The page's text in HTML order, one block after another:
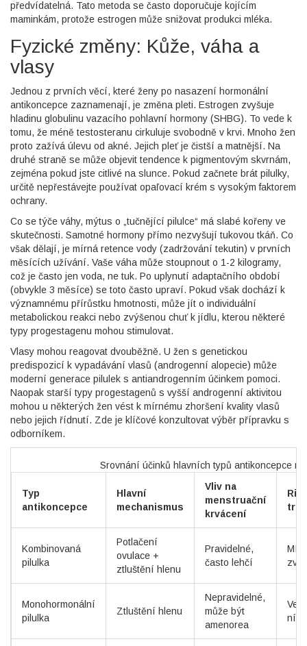
předvídatelná. Tato metoda se často doporučuje kojícím
maminkám, protože estrogen může snižovat produkci mléka.
Fyzické změny: Kůže, váha a
vlasy
Jednou z prvních věcí, které ženy po nasazení hormonální
antikoncepce zaznamenají, je změna pleti. Estrogen zvyšuje
hladinu globulinu vazacího pohlavní hormony (SHBG). To vede k
tomu, že méně testosteranu cirkuluje svobodně v krvi. Mnoho žen
proto zažívá úlevu od akné. Jejich pleť je čistší a matnější. Na
druhé straně se může objevit tendence k pigmentovým skvrnám,
zejména pokud jste citlivé na slunce. Pokud začnete brát pilulky,
určitě nepřestávejte používat opaľovací krém s vysokým faktorem
ochrany.
Co se týče váhy, mýtus o „tučnějící pilulce“ má slabé kořeny ve
skutečnosti. Samotné hormony přímo nezvyšují tukovou tkáň. Co
však dělají, je mírná retence vody (zadržování tekutin) v prvních
měsících užívání. Vaše váha může stoupnout o 1-2 kilogramy,
což je často jen voda, ne tuk. Po uplynutí adaptačního období
(obvykle 3 měsíce) se toto často upraví. Pokud však dochází k
významnému přírůstku hmotnosti, může jít o individuální
metabolickou reakci nebo zvýšenou chuť k jídlu, kterou některé
typy progestagenu mohou stimulovat.
Vlasy mohou reagovat dvouběžně. U žen s genetickou
predispozicí k vypadávání vlasů (androgenní alopecie) může
moderní generace pilulek s antiandrogenním účinkem pomoci.
Naopak starší typy progestagenů s vyšší androgenní aktivitou
mohou u některých žen vést k mírnému zhoršení kvality vlasů
nebo jejich řídnutí. Zde je klíčové konzultovat výběr přípravku s
odborníkem.
Srovnání účinků hlavních typů antikoncepce
Typ
antikoncepce
Hlavní
mechanismus
Vliv na
menstruační
krvácení
Kombinovaná
pilulka
Potlačení
ovulace +
ztluštění hlenu
Pravidelné,
často lehčí
Monohormonální
pilulka
Ztluštění hlenu
Nepravidelné,
může být
amenorea